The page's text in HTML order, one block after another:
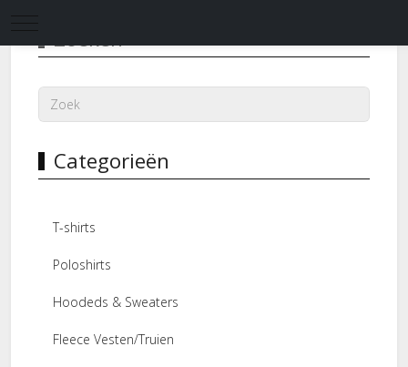
Mobile Menu Toggle
Zoeken
Categorieën
T-shirts
Poloshirts
Hoodeds & Sweaters
Fleece Vesten/Truien